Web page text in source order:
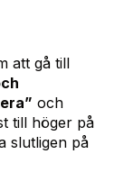
att gå till
och
till höger på
slutligen på